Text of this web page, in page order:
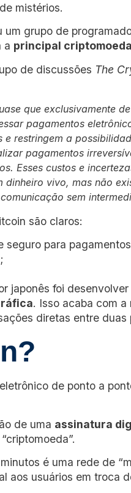
mistérios.
um grupo de
a principal
de discussões The
que exclusivamente
pagamentos
restringem a
pagamentos
Esses custos e
vivo, mas não
sem
são claros:
seguro para
japonês foi desenvolver
. Isso acaba com
diretas entre
de ponto a
de uma assinatura
é uma rede de
aos usuários em troca